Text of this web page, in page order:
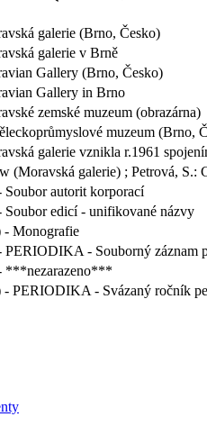
galerie (Brno, Česko)
galerie v Brně
Gallery (Brno, Česko)
Gallery in Brno
zemské muzeum (obrazárna)
muzeum (Brno,
galerie vznikla r.1961
(Moravská galerie) ; Petrová, S.:
Soubor autorit korporací
Soubor edicí - unifikované názvy
- Monografie
PERIODIKA - Souborný záznam
***nezarazeno***
- PERIODIKA - Svázaný ročník